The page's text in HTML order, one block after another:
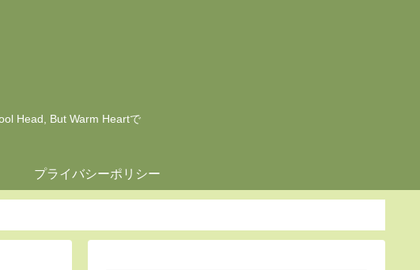
Head, But Warm Heartで
プライバシーポリシー